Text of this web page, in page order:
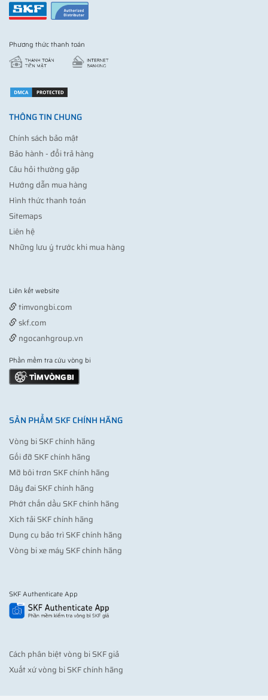
Phương thức thanh toán
THÔNG TIN CHUNG
Chính sách bảo mật
Bảo hành - đổi trả hàng
Câu hỏi thường gặp
Hướng dẫn mua hàng
Hình thức thanh toán
Sitemaps
Liên hệ
Những lưu ý trước khi mua hàng
Liên kết website
timvongbi.com
skf.com
ngocanhgroup.vn
Phần mềm tra cứu vòng bi
SẢN PHẨM SKF CHÍNH HÃNG
Vòng bi SKF chính hãng
Gối đỡ SKF chính hãng
Mỡ bôi trơn SKF chính hãng
Dây đai SKF chính hãng
Phớt chắn dầu SKF chính hãng
Xích tải SKF chính hãng
Dụng cụ bảo trì SKF chính hãng
Vòng bi xe máy SKF chính hãng
SKF Authenticate App
Cách phân biệt vòng bi SKF giả
Xuất xứ vòng bi SKF chính hãng